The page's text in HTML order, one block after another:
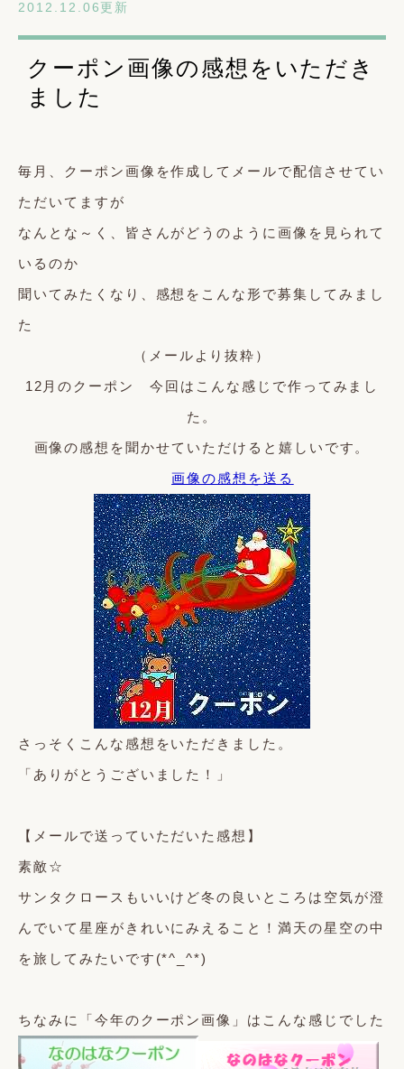
2012.12.06更新
クーポン画像の感想をいただき
ました
毎月、クーポン画像を作成してメールで配信させてい
ただいてますが
なんとな～く、皆さんがどうのように画像を見られて
いるのか
聞いてみたくなり、感想をこんな形で募集してみまし
た
（メールより抜粋）
12月のクーポン 今回はこんな感じで作ってみまし
た。
画像の感想を聞かせていただけると嬉しいです。
画像の感想を送る
さっそくこんな感想をいただきました。
「ありがとうございました！」
【メールで送っていただいた感想】
素敵☆
サンタクロースもいいけど冬の良いところは空気が澄
んでいて星座がきれいにみえること！満天の星空の中
を旅してみたいです(*^_^*)
ちなみに「今年のクーポン画像」はこんな感じでした